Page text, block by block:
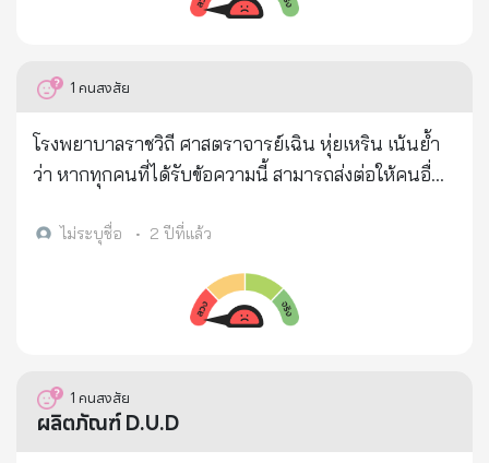
พงษ์เทพ.....คือแกงเนื้อลิง... > พอเดิน เข้าป่าไปได้สักพัก.
ยกปืนประทับบ่า...ยิงเปรี้ยง...ไปที่ตัวลิง.. > เหตุการณ์
ตุ๊บ...จาก ต้นไม้ทันที... แต่ลิงตัวนี้...นั่งจับกิ่งไม้เฉย...ไม่
หล่นลงมา... > จะว่ายิงไม่ถูก...ก็ไม่น่าเป็นไปได้...เพราะ
ขนาดนี้...ไม่พลาดแน่นอน... > ในขณะที่กำลังสงสัยอยู่
ที่แยกย้ายกันออกหากินอยู่บริเวณใกล้ ๆ ... วิ่งแห่กันเข้า
มาหาลิงตัวที่ถูกยิง > แล้วร้องโหยหวน...เหมือนกันหมด...
ครู่...ลิงตัวที่ถูกยิง. โยนวัตถุเล็ก ๆ...สีดำ ๆ..ชิ้นหนึ่ง...ให้
กับลิงตัวที่อยู่ใกล้ที่สุด... > แล้วก็หล่นตุ๊บ...ลงมาจาก
1 คนสงสัย
โรงพยาบาลราชวิถี ศาสตราจารย์เฉิน หุ่ยเหริน เน้นย้ำ
ว่า หากทุกคนที่ได้รับข้อความนี้ สามารถส่งต่อให้คนอื่น
ช่วยชีวิต... ฉันได้ทำส่วนของฉันแล้ว หวังว่าคุณจะช่วยทำ
ช่วยชีวิตคุณได้ตลอดไป 🍋 ถึงจะยุ่งแค่ไหนก็ต้องดู แล้ว
บอกคนอื่น ส่งต่อความรักออกไป! 🍋 น้ำมะนาวร้อน -
แก้ว เติมน้ำร้อน มันจะกลายเป็น "น้ำด่าง" ดื่มทุกวัน จะ
เป็นประโยชน์ต่อทุกคน 🍋 น้ำมะนาวร้อนสามารถปล่อย
ไม่ระบุชื่อ • 2 ปีที่แล้ว
1 คนสงสัย
ผลิตภัณฑ์ D.U.D